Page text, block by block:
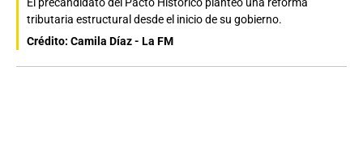
tributaria estructural desde el inicio de su gobierno.
Crédito: Camila Díaz - La FM